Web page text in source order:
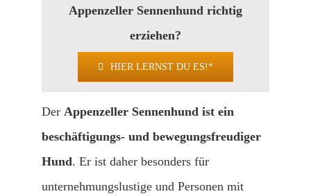
Appenzeller Sennenhund richtig
erziehen?
HIER LERNST DU ES!*
Der Appenzeller Sennenhund ist ein
beschäftigungs- und bewegungsfreudiger
Hund. Er ist daher besonders für
unternehmungslustige und Personen mit